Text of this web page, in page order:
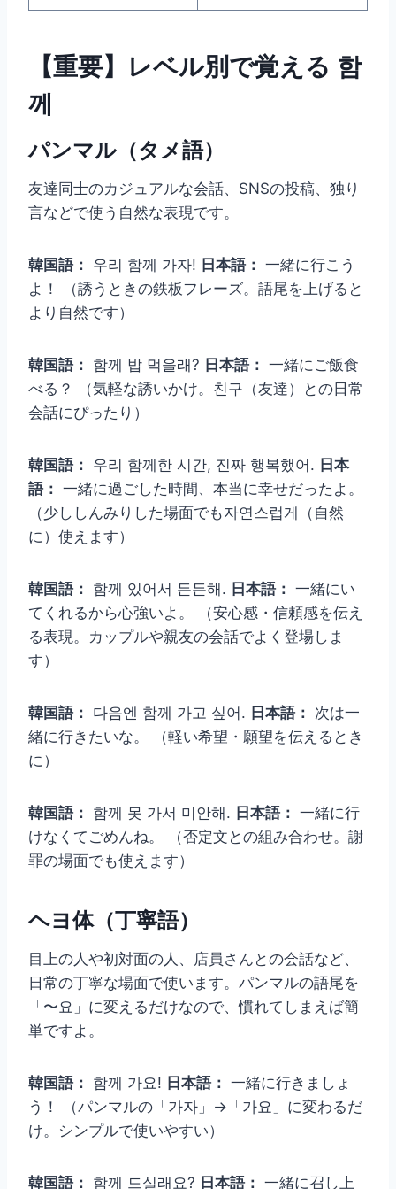
【重要】レベル別で覚える 함
께
パンマル（タメ語）
友達同士のカジュアルな会話、SNSの投稿、独り
言などで使う自然な表現です。
韓国語： 우리 함께 가자! 日本語： 一緒に行こう
よ！ （誘うときの鉄板フレーズ。語尾を上げると
より自然です）
韓国語： 함께 밥 먹을래? 日本語： 一緒にご飯食
べる？ （気軽な誘いかけ。친구（友達）との日常
会話にぴったり）
韓国語： 우리 함께한 시간, 진짜 행복했어. 日本
語： 一緒に過ごした時間、本当に幸せだったよ。
（少ししんみりした場面でも자연스럽게（自然
に）使えます）
韓国語： 함께 있어서 든든해. 日本語： 一緒にい
てくれるから心強いよ。 （安心感・信頼感を伝え
る表現。カップルや親友の会話でよく登場しま
す）
韓国語： 다음엔 함께 가고 싶어. 日本語： 次は一
緒に行きたいな。 （軽い希望・願望を伝えるとき
に）
韓国語： 함께 못 가서 미안해. 日本語： 一緒に行
けなくてごめんね。 （否定文との組み合わせ。謝
罪の場面でも使えます）
ヘヨ体（丁寧語）
目上の人や初対面の人、店員さんとの会話など、
日常の丁寧な場面で使います。パンマルの語尾を
「〜요」に変えるだけなので、慣れてしまえば簡
単ですよ。
韓国語： 함께 가요! 日本語： 一緒に行きましょ
う！ （パンマルの「가자」→「가요」に変わるだ
け。シンプルで使いやすい）
韓国語： 함께 드실래요? 日本語： 一緒に召し上